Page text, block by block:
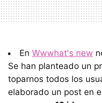
En Wwwhat's new
Se han planteado un
toparnos todos los
elaborado un post en